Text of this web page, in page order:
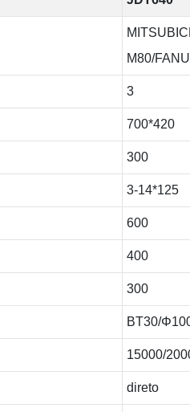
M80/
3
700*420
300
3-14*125
600
400
300
BT30/
15000/
direto